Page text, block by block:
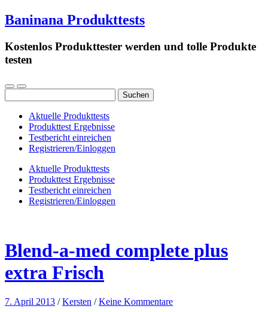
Baninana Produkttests
Kostenlos Produkttester werden und tolle Produkte
testen
nach:
Aktuelle Produkttests
Produkttest Ergebnisse
Testbericht einreichen
Registrieren/Einloggen
Aktuelle Produkttests
Produkttest Ergebnisse
Testbericht einreichen
Registrieren/Einloggen
Blend-a-med complete plus
extra Frisch
7. April 2013 /Kersten /Keine Kommentare